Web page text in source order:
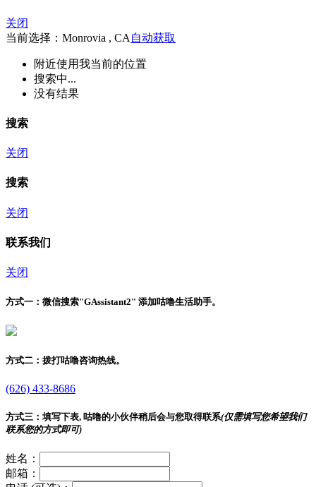
关闭
当前选择：Monrovia , CA 自动获取
附近使用我当前的位置
搜索中...
没有结果
搜索
关闭
搜索
关闭
联系我们
关闭
方式一： 微信搜索"GAssistant2" 添加咕噜生活助手。
方式二： 拨打咕噜咨询热线。
(626) 433-8686
方式三： 填写下表, 咕噜的小伙伴稍后会与您取得联系(仅需填写您希望我们
联系您的方式即可)
姓名：
邮箱：